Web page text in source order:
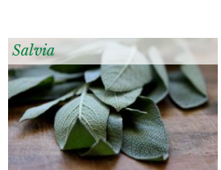
Salvia